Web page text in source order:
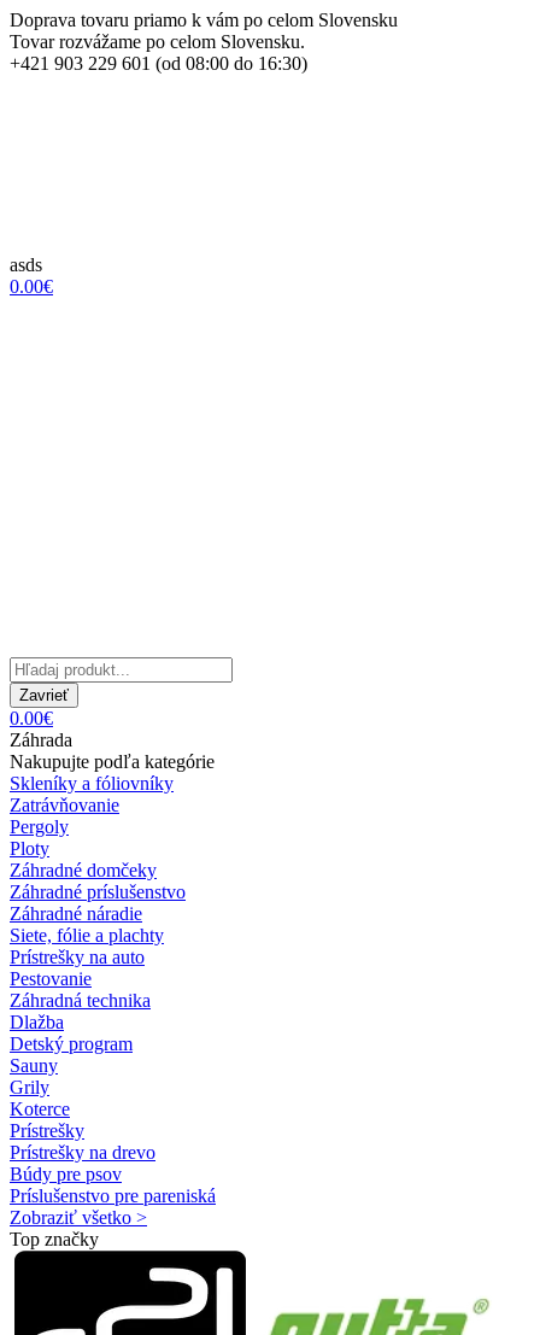
Doprava tovaru priamo k vám po celom Slovensku
Tovar rozvážame po celom Slovensku.
+421 903 229 601 (od 08:00 do 16:30)
asds
0.00€
Zavrieť
0.00€
Záhrada
Nakupujte podľa kategórie
Skleníky a fóliovníky
Zatrávňovanie
Pergoly
Ploty
Záhradné domčeky
Záhradné príslušenstvo
Záhradné náradie
Siete, fólie a plachty
Prístrešky na auto
Pestovanie
Záhradná technika
Dlažba
Detský program
Sauny
Grily
Koterce
Prístrešky
Prístrešky na drevo
Búdy pre psov
Príslušenstvo pre pareniská
Zobraziť všetko >
Top značky